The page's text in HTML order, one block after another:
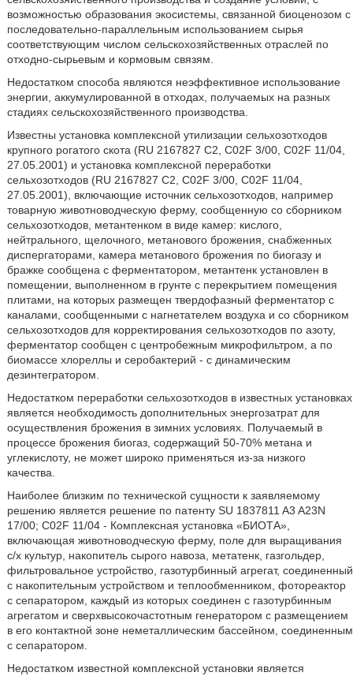
возможностью образования экосистемы, связанной биоценозом с
последовательно-параллельным использованием сырья
соответствующим числом сельскохозяйственных отраслей по
отходно-сырьевым и кормовым связям.
Недостатком способа являются неэффективное использование
энергии, аккумулированной в отходах, получаемых на разных
стадиях сельскохозяйственного производства.
Известны установка комплексной утилизации сельхозотходов
крупного рогатого скота (RU 2167827 С2, C02F 3/00, C02F 11/04,
27.05.2001) и установка комплексной переработки
сельхозотходов (RU 2167827 C2, C02F 3/00, C02F 11/04,
27.05.2001), включающие источник сельхозотходов, например
товарную животноводческую ферму, сообщенную со сборником
сельхозотходов, метантенком в виде камер: кислого,
нейтрального, щелочного, метанового брожения, снабженных
диспергаторами, камера метанового брожения по биогазу и
бражке сообщена с ферментатором, метантенк установлен в
помещении, выполненном в грунте с перекрытием помещения
плитами, на которых размещен твердофазный ферментатор с
каналами, сообщенными с нагнетателем воздуха и со сборником
сельхозотходов для корректирования сельхозотходов по азоту,
ферментатор сообщен с центробежным микрофильтром, а по
биомассе хлореллы и серобактерий - с динамическим
дезинтегратором.
Недостатком переработки сельхозотходов в известных установках
является необходимость дополнительных энергозатрат для
осуществления брожения в зимних условиях. Получаемый в
процессе брожения биогаз, содержащий 50-70% метана и
углекислоту, не может широко применяться из-за низкого
качества.
Наиболее близким по технической сущности к заявляемому
решению является решение по патенту SU 1837811 A3 A23N
17/00; C02F 11/04 - Комплексная установка «БИОТА»,
включающая животноводческую ферму, поле для выращивания
с/х культур, накопитель сырого навоза, метатенк, газгольдер,
фильтровальное устройство, газотурбинный агрегат, соединенный
с накопительным устройством и теплообменником, фотореактор
с сепаратором, каждый из которых соединен с газотурбинным
агрегатом и сверхвысокочастотным генератором с размещением
в его контактной зоне неметаллическим бассейном, соединенным
с сепаратором.
Недостатком известной комплексной установки является